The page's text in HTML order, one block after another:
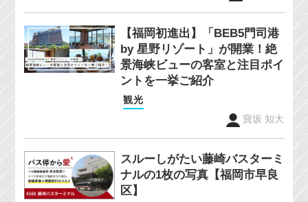
【福岡初進出】「BEB5門司港
by 星野リゾート」が開業！絶
景海峡ビューの客室と注目ポイ
ントを一挙ご紹介
観光
寶坂 知大
スルーしがたい藤崎バスターミ
ナルの1枚の写真【福岡市早良
区】